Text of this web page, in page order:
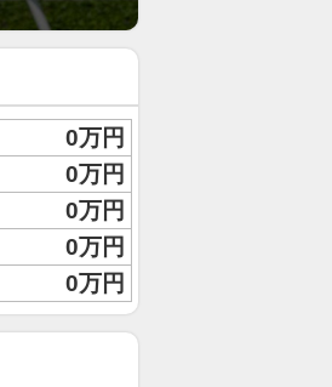
0万円
0万円
0万円
0万円
0万円